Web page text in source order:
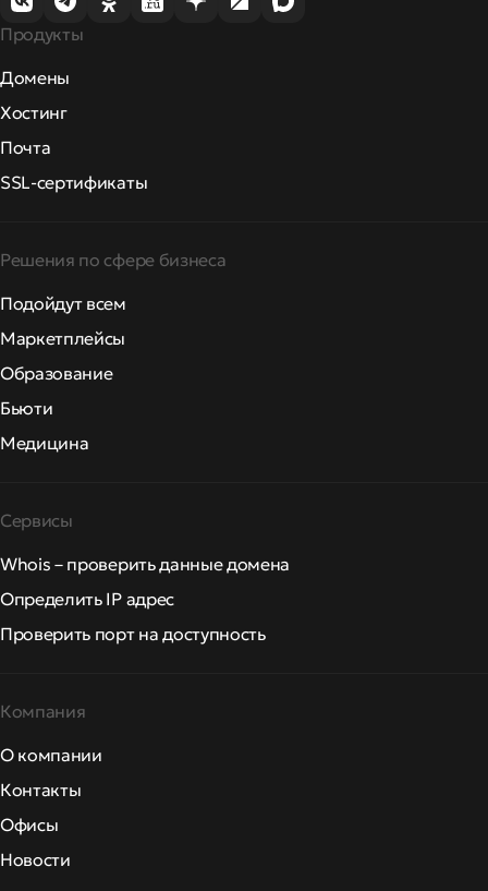
Продукты
Домены
Хостинг
Почта
SSL-сертификаты
Решения по сфере бизнеса
Подойдут всем
Маркетплейсы
Образование
Бьюти
Медицина
Сервисы
Whois – проверить данные домена
Определить IP адрес
Проверить порт на доступность
Компания
О компании
Контакты
Офисы
Новости